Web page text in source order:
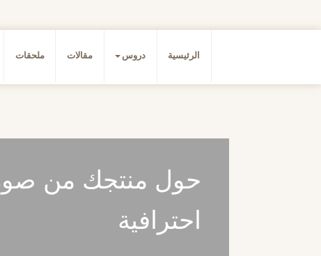
الرئيسية دروس مقالات ملحقات
حول منتجك من
احترافية